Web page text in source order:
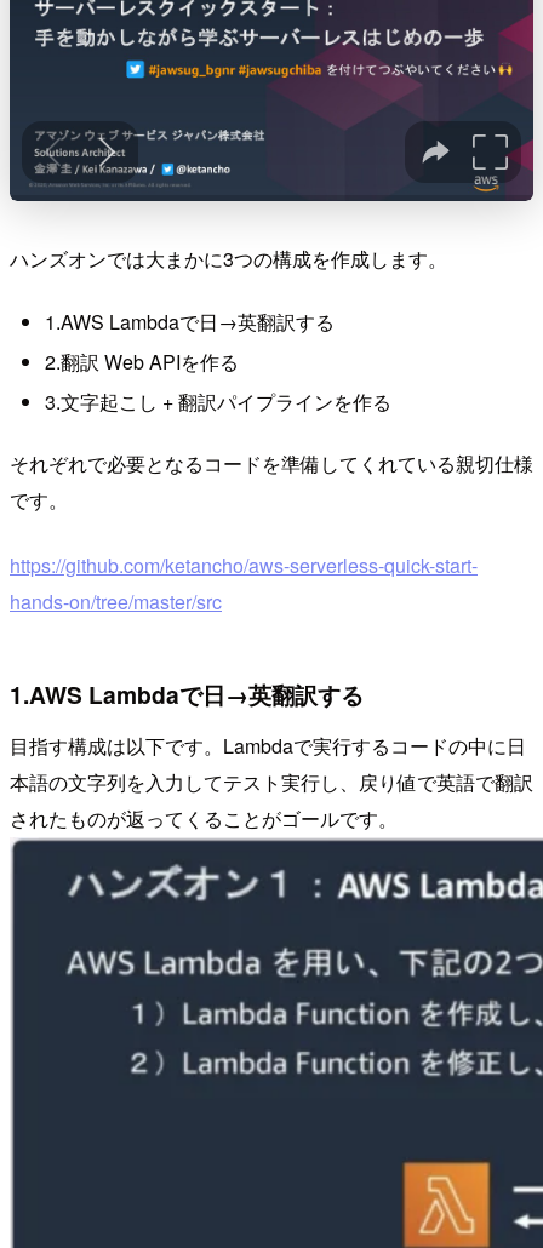
ハンズオンでは大まかに3つの構成を作成します。
1.AWS Lambdaで日→英翻訳する
2.翻訳 Web APIを作る
3.文字起こし + 翻訳パイプラインを作る
それぞれで必要となるコードを準備してくれている親切仕様
です。
https://github.com/ketancho/aws-serverless-quick-start-
hands-on/tree/master/src
1.AWS Lambdaで日→英翻訳する
目指す構成は以下です。Lambdaで実行するコードの中に日
本語の文字列を入力してテスト実行し、戻り値で英語で翻訳
されたものが返ってくることがゴールです。